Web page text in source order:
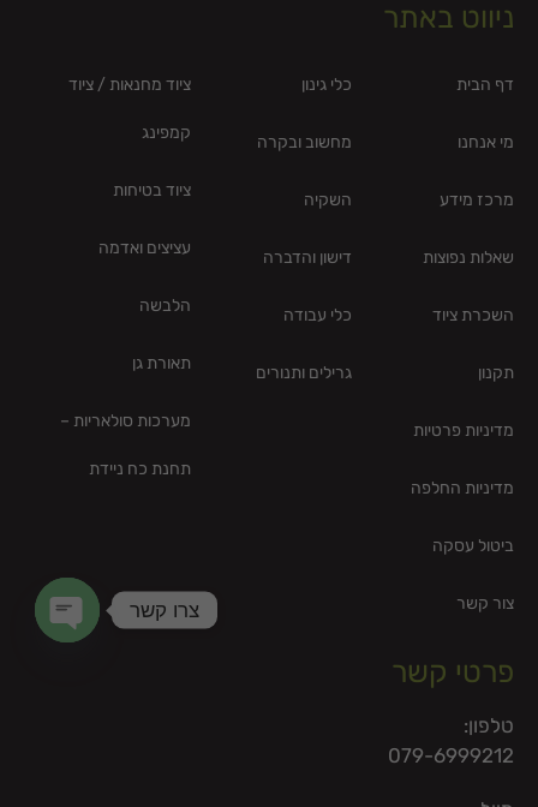
ניווט באתר
דף הבית
מי אנחנו
מרכז מידע
שאלות נפוצות
השכרת ציוד
תקנון
מדיניות פרטיות
מדיניות החלפה
ביטול עסקה
צור קשר
כלי גינון
מחשוב ובקרה
השקיה
דישון והדברה
כלי עבודה
גרילים ותנורים
ציוד מחנאות / ציוד
קמפינג
ציוד בטיחות
עציצים ואדמה
הלבשה
תאורת גן
מערכות סולאריות –
תחנת כח ניידת
פרטי קשר
טלפון:
079-6999212
צרו קשר